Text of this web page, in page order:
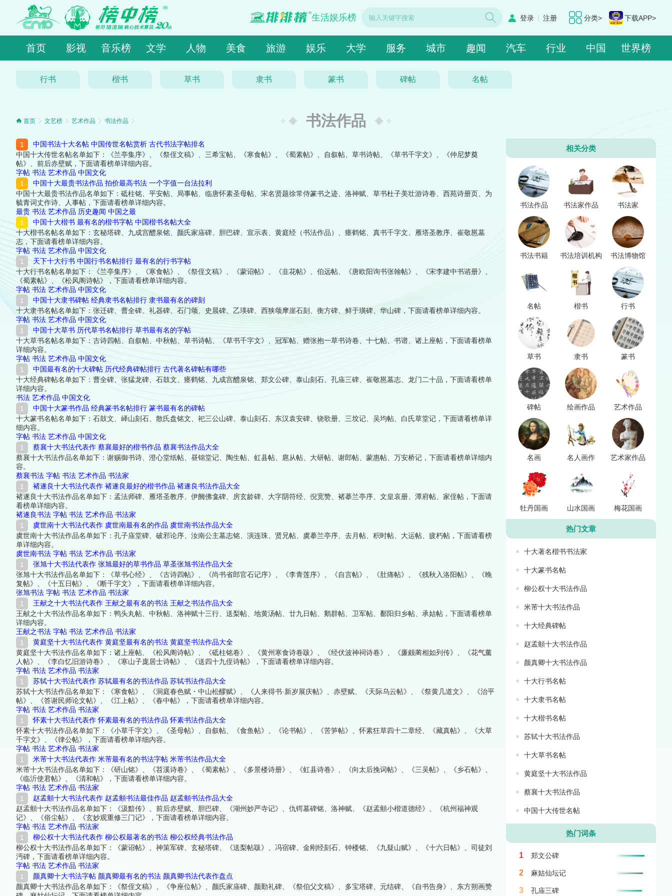
分类> 下载APP>
登录 | 注册
生活娱乐榜
首页 影视 音乐榜 文学 人物 美食 旅游 娱乐 大学 服务 城市 趣闻 汽车 行业 中国 世界榜
行书 楷书 草书 隶书 篆书 碑帖 名帖
书法作品
首页 文艺榜 艺术作品 书法作品
中国书法十大名帖 中国传世名帖赏析 古代书法字帖排名
中国十大传世名帖名单如下：《兰亭集序》、《祭侄文稿》、三希宝帖、《寒食帖》、《蜀素帖》、自叙帖、草书诗帖、《草书千字文》、《仲尼梦奠
帖》、前后赤壁赋，下面请看榜单详细内容。
字帖 书法 艺术作品 中国文化
中国十大最贵书法作品 拍价最高书法 一个字值一台法拉利
中国十大最贵书法作品名单如下：砥柱铭、平安帖、局事帖、临唐怀素圣母帖、宋名贤题徐常侍篆书之迹、洛神赋、草书杜子美壮游诗卷、西苑诗册页、为
毓青词丈作诗、人事帖，下面请看榜单详细内容。
最贵 书法 艺术作品 历史趣闻 中国之最
中国十大楷书 最有名的楷书字帖 中国楷书名帖大全
十大楷书名帖名单如下：玄秘塔碑、九成宫醴泉铭、颜氏家庙碑、胆巴碑、宣示表、黄庭经（书法作品）、瘗鹤铭、真书千字文、雁塔圣教序、崔敬邕墓
志，下面请看榜单详细内容。
字帖 书法 艺术作品 中国文化
天下十大行书 中国行书名帖排行 最有名的行书字帖
十大行书名帖名单如下：《兰亭集序》、《寒食帖》、《祭侄文稿》、《蒙诏帖》、《韭花帖》、伯远帖、《唐欧阳询书张翰帖》、《宋李建中书谘册》、
《蜀素帖》、《松风阁诗帖》，下面请看榜单详细内容。
字帖 书法 艺术作品 中国文化
中国十大隶书碑帖 经典隶书名帖排行 隶书最有名的碑刻
十大隶书名帖名单如下：张迁碑、曹全碑、礼器碑、石门颂、史晨碑、乙瑛碑、西狭颂摩崖石刻、衡方碑、鲜于璜碑、华山碑，下面请看榜单详细内容。
字帖 书法 艺术作品 中国文化
中国十大草书 历代草书名帖排行 草书最有名的字帖
十大草书名帖名单如下：古诗四帖、自叙帖、中秋帖、草书诗帖、《草书千字文》、冠军帖、赠张抱一草书诗卷、十七帖、书谱、诸上座帖，下面请看榜单
详细内容。
字帖 书法 艺术作品 中国文化
中国最有名的十大碑帖 历代经典碑帖排行 古代著名碑帖有哪些
十大经典碑帖名单如下：曹全碑、张猛龙碑、石鼓文、瘗鹤铭、九成宫醴泉铭、郑文公碑、泰山刻石、孔庙三碑、崔敬邕墓志、龙门二十品，下面请看榜单
详细内容。
书法 艺术作品 中国文化
中国十大篆书作品 经典篆书名帖排行 篆书最有名的碑帖
十大篆书名帖名单如下：石鼓文、峄山刻石、散氏盘铭文、祀三公山碑、泰山刻石、东汉袁安碑、铙歌册、三坟记、吴均帖、白氏草堂记，下面请看榜单详
细内容。
字帖 书法 艺术作品 中国文化
蔡襄十大书法代表作 蔡襄最好的楷书作品 蔡襄书法作品大全
蔡襄十大书法作品名单如下：谢赐御书诗、澄心堂纸帖、昼锦堂记、陶生帖、虹县帖、扈从帖、大研帖、谢郎帖、蒙惠帖、万安桥记，下面请看榜单详细内
容。
蔡襄书法 字帖 书法 艺术作品 书法家
褚遂良十大书法代表作 褚遂良最好的楷书作品 褚遂良书法作品大全
褚遂良十大书法作品名单如下：孟法师碑、雁塔圣教序、伊阙佛龛碑、房玄龄碑、大字阴符经、倪宽赞、褚摹兰亭序、文皇哀册、潭府帖、家侄帖，下面请
看榜单详细内容。
褚遂良书法 字帖 书法 艺术作品 书法家
虞世南十大书法代表作 虞世南最有名的作品 虞世南书法作品大全
虞世南十大书法作品名单如下：孔子庙堂碑、破邪论序、汝南公主墓志铭、演连珠、贤兄帖、虞摹兰亭序、去月帖、积时帖、大运帖、疲朽帖，下面请看榜
单详细内容。
虞世南书法 字帖 书法 艺术作品 书法家
张旭十大书法代表作 张旭最好的草书作品 草圣张旭书法作品大全
张旭十大书法作品名单如下：《草书心经》、《古诗四帖》、《尚书省郎官石记序》、《李青莲序》、《自言帖》、《肚痛帖》、《残秋入洛阳帖》、《晚
复帖》、《十五日帖》、《断千字文》，下面请看榜单详细内容。
张旭书法 字帖 书法 艺术作品 书法家
王献之十大书法代表作 王献之最有名的书法 王献之书法作品大全
王献之十大书法作品名单如下：鸭头丸帖、中秋帖、洛神赋十三行、送梨帖、地黄汤帖、廿九日帖、鹅群帖、卫军帖、鄱阳归乡帖、承姑帖，下面请看榜单
详细内容。
王献之书法 字帖 书法 艺术作品 书法家
黄庭坚十大书法代表作 黄庭坚最有名的书法 黄庭坚书法作品大全
黄庭坚十大书法作品名单如下：诸上座帖、《松风阁诗帖》、《砥柱铭卷》、《黄州寒食诗卷跋》、《经伏波神祠诗卷》、《廉颇蔺相如列传》、《花气薰
人帖》、《李白忆旧游诗卷》、《寒山子庞居士诗帖》、《送四十九侄诗帖》，下面请看榜单详细内容。
字帖 书法 艺术作品 书法家
苏轼十大书法代表作 苏轼最有名的书法作品 苏轼书法作品大全
苏轼十大书法作品名单如下：《寒食帖》、《洞庭春色赋・中山松醪赋》、《人来得书·新岁展庆帖》、赤壁赋、《天际乌云帖》、《祭黄几道文》、《治平
帖》、《答谢民师论文帖》、《江上帖》、《春中帖》，下面请看榜单详细内容。
字帖 书法 艺术作品 书法家
怀素十大书法代表作 怀素最有名的书法作品 怀素书法作品大全
怀素十大书法作品名单如下：《小草千字文》、《圣母帖》、自叙帖、《食鱼帖》、《论书帖》、《苦笋帖》、怀素狂草四十二章经、《藏真帖》、《大草
千字文》、《律公帖》，下面请看榜单详细内容。
字帖 书法 艺术作品 书法家
米芾十大书法代表作 米芾最有名的书法字帖 米芾书法作品大全
米芾十大书法作品名单如下：《研山铭》、《苕溪诗卷》、《蜀素帖》、《多景楼诗册》、《虹县诗卷》、《向太后挽词帖》、《三吴帖》、《乡石帖》、
《临沂使君帖》、《清和帖》，下面请看榜单详细内容。
字帖 书法 艺术作品 书法家
赵孟頫十大书法代表作 赵孟頫书法最佳作品 赵孟頫书法作品大全
赵孟頫十大书法作品名单如下：《汲黯传》、前后赤壁赋、胆巴碑、《湖州妙严寺记》、仇锷墓碑铭、洛神赋、《赵孟頫小楷道德经》、《杭州福神观
记》、《俗尘帖》、《玄妙观重修三门记》，下面请看榜单详细内容。
字帖 书法 艺术作品 书法家
柳公权十大书法代表作 柳公权最著名的书法 柳公权经典书法作品
柳公权十大书法作品名单如下：《蒙诏帖》、神策军碑、玄秘塔碑、《送梨帖跋》、冯宿碑、金刚经刻石、钟楼铭、《九疑山赋》、《十六日帖》、司徒刘
沔碑，下面请看榜单详细内容。
字帖 书法 艺术作品 书法家
颜真卿十大书法字帖 颜真卿最有名的书法 颜真卿书法代表作盘点
颜真卿十大书法作品名单如下：《祭侄文稿》、《争座位帖》、颜氏家庙碑、颜勤礼碑、《祭伯父文稿》、多宝塔碑、元结碑、《自书告身》、东方朔画赞
相关分类
书法作品 书法家作品 书法家
书法书籍 书法培训机构 书法博物馆
名帖 楷书 行书
草书 隶书 篆书
碑帖 绘画作品 艺术作品
名画 名人画作 艺术家作品
牡丹国画 山水国画 梅花国画
热门文章
十大著名楷书书法家
十大篆书名帖
柳公权十大书法作品
米芾十大书法作品
十大经典碑帖
赵孟頫十大书法作品
颜真卿十大书法作品
十大行书名帖
十大隶书名帖
十大楷书名帖
苏轼十大书法作品
十大草书名帖
黄庭坚十大书法作品
蔡襄十大书法作品
中国十大传世名帖
热门词条
1 郑文公碑
2 麻姑仙坛记
3 孔庙三碑